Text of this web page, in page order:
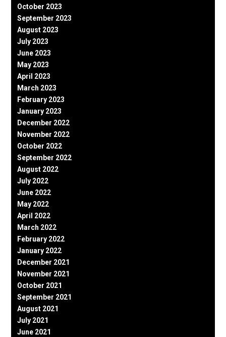
October 2023
September 2023
August 2023
July 2023
June 2023
May 2023
April 2023
March 2023
February 2023
January 2023
December 2022
November 2022
October 2022
September 2022
August 2022
July 2022
June 2022
May 2022
April 2022
March 2022
February 2022
January 2022
December 2021
November 2021
October 2021
September 2021
August 2021
July 2021
June 2021